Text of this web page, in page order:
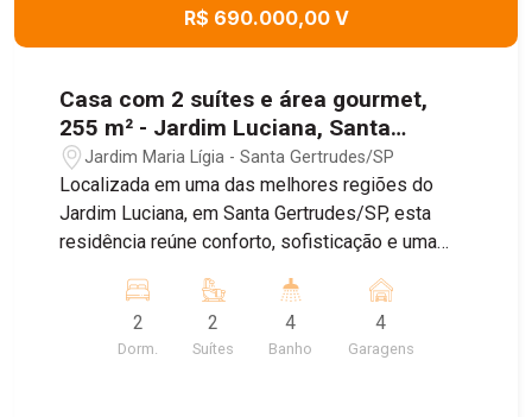
R$ 690.000,00 V
Casa com 2 suítes e área gourmet,
255 m² - Jardim Luciana, Santa
Gertrudes/SP
Jardim Maria Lígia - Santa Gertrudes/SP
Localizada em uma das melhores regiões do
Jardim Luciana, em Santa Gertrudes/SP, esta
residência reúne conforto, sofisticação e uma
de vida. O imóvel foi projetado com acabamentos
de excelente padrão, oferecendo ambientes
amplos, funcionais e prontos para receber sua
2
Dorm.
2
Suítes
4
Banho
4
Garagens